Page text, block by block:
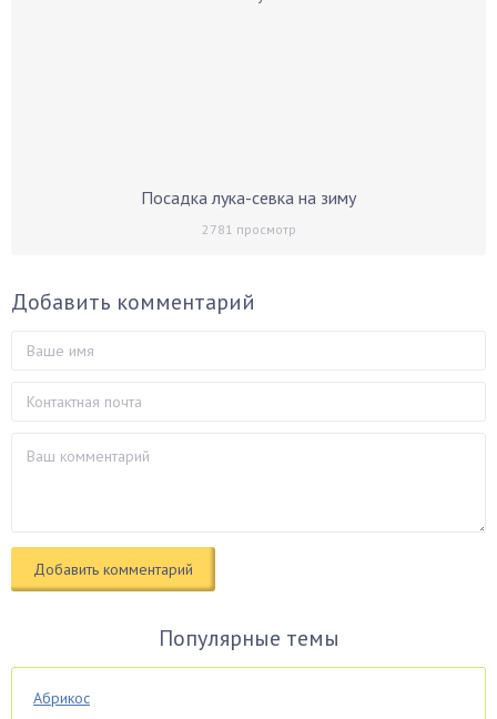
Посадка лука-севка на зиму
2781 просмотр
Добавить комментарий
Популярные темы
Абрикос